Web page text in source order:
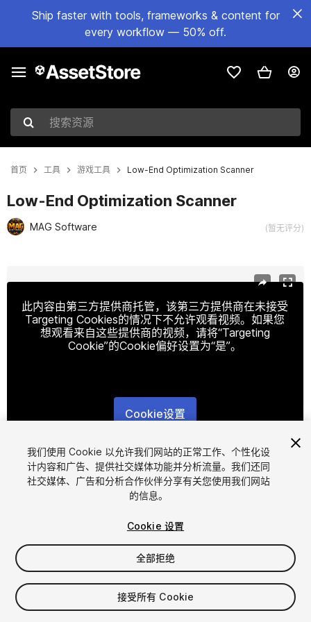
Ship faster with tools, frameworks & content for
every workflow — 50% off.
搜索资源
首页 工具 游戏工具 Low-End Optimization Scanner
Low-End Optimization Scanner
MAG Software (暂无评分)
此内容由第三方提供商托管，该第三方提供商在未接受
Targeting Cookies的情况下不允许观看视频。如果您
想观看来自这些提供商的视频，请将“Targeting
Cookie”的Cookie偏好设置为“是”。
Cookie设置
1/4
$14.99
席位
我们使用 Cookie 以允许我们网站的正常工作、个性化设
计内容和广告、提供社交媒体功能并分析流量。我们还同
社交媒体、广告和分析合作伙伴分享有关您使用我们网站
的信息。
Cookie 设置
全部拒绝
接受所有 Cookie